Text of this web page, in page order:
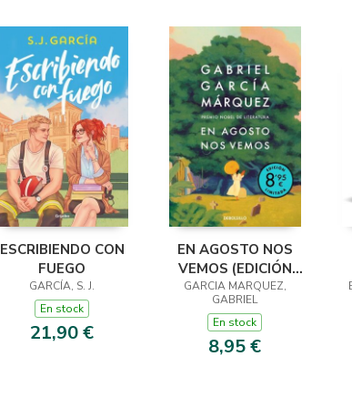
ESCRIBIENDO CON
FUEGO
GARCÍA, S. J.
En stock
21,90 €
EN AGOSTO NOS
VEMOS (EDICIÓN
LIMITADA)
GARCIA MARQUEZ,
GABRIEL
En stock
8,95 €